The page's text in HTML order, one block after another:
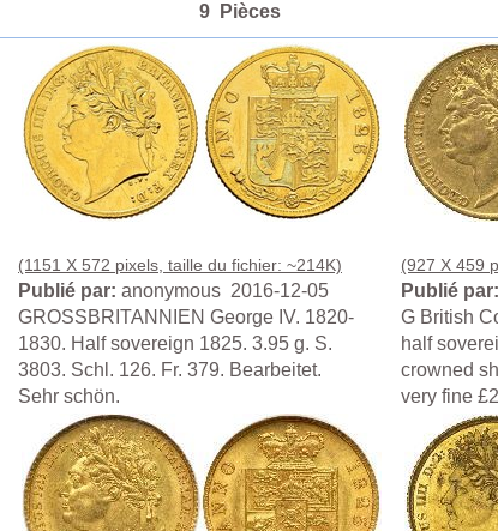
9 Pièces
(1151 X 572 pixels, taille du fichier: ~214K)
Publié par: anonymous 2016-12-05
GROSSBRITANNIEN George IV. 1820-
1830. Half sovereign 1825. 3.95 g. S.
3803. Schl. 126. Fr. 379. Bearbeitet.
Sehr schön.
(927 X 459
Publié par:
G British
half
crowned
very fine